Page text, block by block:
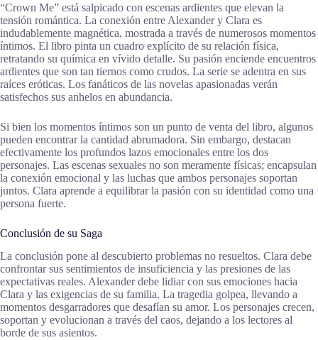
“Crown Me” está salpicado con escenas ardientes que elevan la
tensión romántica. La conexión entre Alexander y Clara es
indudablemente magnética, mostrada a través de numerosos momentos
íntimos. El libro pinta un cuadro explícito de su relación física,
retratando su química en vívido detalle. Su pasión enciende encuentros
ardientes que son tan tiernos como crudos. La serie se adentra en sus
raíces eróticas. Los fanáticos de las novelas apasionadas verán
satisfechos sus anhelos en abundancia.
Si bien los momentos íntimos son un punto de venta del libro, algunos
pueden encontrar la cantidad abrumadora. Sin embargo, destacan
efectivamente los profundos lazos emocionales entre los dos
personajes. Las escenas sexuales no son meramente físicas; encapsulan
la conexión emocional y las luchas que ambos personajes soportan
juntos. Clara aprende a equilibrar la pasión con su identidad como una
persona fuerte.
Conclusión de su Saga
La conclusión pone al descubierto problemas no resueltos. Clara debe
confrontar sus sentimientos de insuficiencia y las presiones de las
expectativas reales. Alexander debe lidiar con sus emociones hacia
Clara y las exigencias de su familia. La tragedia golpea, llevando a
momentos desgarradores que desafían su amor. Los personajes crecen,
soportan y evolucionan a través del caos, dejando a los lectores al
borde de sus asientos.